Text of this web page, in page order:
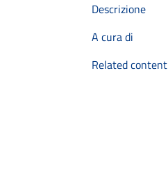
Descrizione
A cura di
Related content